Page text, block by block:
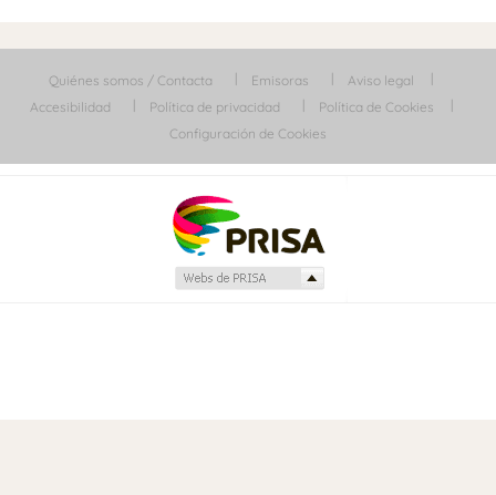
Quiénes somos / Contacta Emisoras
Aviso legal
Accesibilidad
Política de privacidad
Política de Cookies
Configuración de Cookies